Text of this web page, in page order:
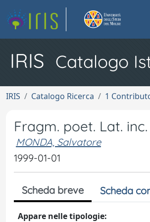
IRIS Catalogo
IRIS Catalogo Ricerca 1
Fragm. poet. Lat.
MONDA, Salvatore
1999-01-01
Scheda breve Scheda
Appare nelle tipologie: